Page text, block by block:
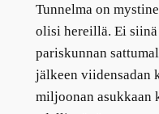
Tunnelma on
olisi hereillä. Ei siinä
pariskunnan
jälkeen viidensadan
miljoonan asukkaan